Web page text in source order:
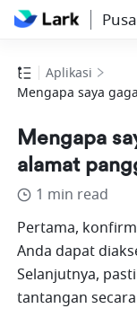
Aplikasi
Mengapa saya
Mengapa
alamat
1 min read
Pertama,
Anda dapat
Selanjutnya,
tantangan